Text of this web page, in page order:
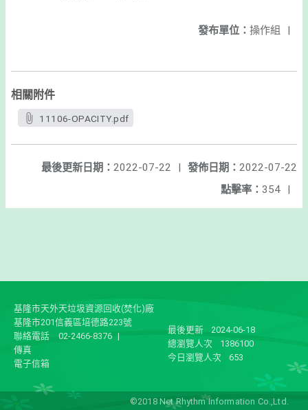
發布單位： 操作組 |
相關附件
11106-OPACITY.pdf
發佈日期： 2022-07-22
最後更新日期： 2022-07-22
|
點擊率： 354 |
基隆市天外天垃圾資源回收(焚化)廠
基隆市201信義區培德路223號
聯絡電話
02-2466-8376 |
傳真
電子信箱
最後更新
2024-06-18
總瀏覽人次
1386100
今日瀏覽人次
653
©2018 Net Rhythm Information Co.,Ltd.